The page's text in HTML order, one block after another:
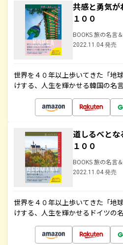
共感と勇気が
１００
BOOKS 旅の名言
2022.11.04 発売
世界を４０年以上歩いてきた「地
けする、人生を輝かせる韓国の名
道しるべと
１００
BOOKS 旅の名言
2022.11.04 発売
世界を４０年以上歩いてきた「地
けする、人生を輝かせるドイツの